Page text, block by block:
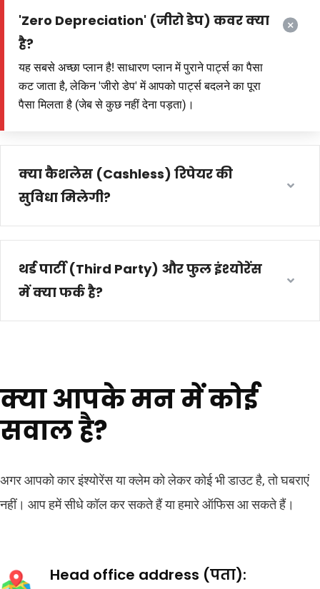
'Zero Depreciation' (जीरो डेप) कवर क्या
है?
यह सबसे अच्छा प्लान है! साधारण प्लान में पुराने पार्ट्स का पैसा
कट जाता है, लेकिन 'जीरो डेप' में आपको पार्ट्स बदलने का पूरा
पैसा मिलता है (जेब से कुछ नहीं देना पड़ता)।
क्या कैशलेस (Cashless) रिपेयर की
सुविधा मिलेगी?
थर्ड पार्टी (Third Party) और फुल इंश्योरेंस
में क्या फर्क है?
क्या आपके मन में कोई
सवाल है?
अगर आपको कार इंश्योरेंस या क्लेम को लेकर कोई भी डाउट है, तो घबराएं
नहीं। आप हमें सीधे कॉल कर सकते हैं या हमारे ऑफिस आ सकते हैं।
Head office address (पता):